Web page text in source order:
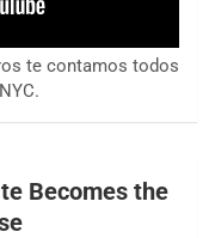
te contamos todos
Becomes the